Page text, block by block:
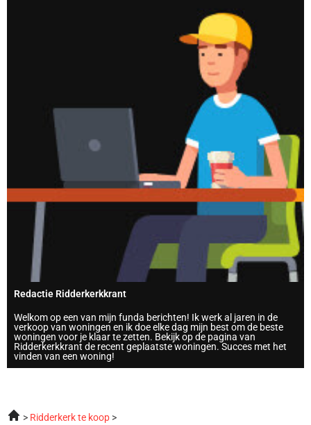
Redactie Ridderkerkkrant
Welkom op een van mijn funda berichten! Ik werk al jaren in de
verkoop van woningen en ik doe elke dag mijn best om de beste
woningen voor je klaar te zetten. Bekijk op de pagina van
Ridderkerkkrant de recent geplaatste woningen. Succes met het
vinden van een woning!
Ridderkerk te koop